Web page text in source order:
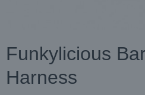
Funkylicious
Harness